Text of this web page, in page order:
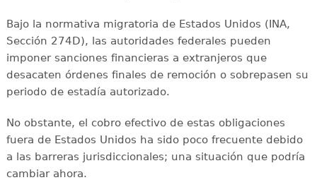
Bajo la normativa migratoria de Estados Unidos (INA,
Sección 274D), las autoridades federales pueden
imponer sanciones financieras a extranjeros que
desacaten órdenes finales de remoción o sobrepasen su
periodo de estadía autorizado.
No obstante, el cobro efectivo de estas obligaciones
fuera de Estados Unidos ha sido poco frecuente debido
a las barreras jurisdiccionales; una situación que podría
cambiar ahora.